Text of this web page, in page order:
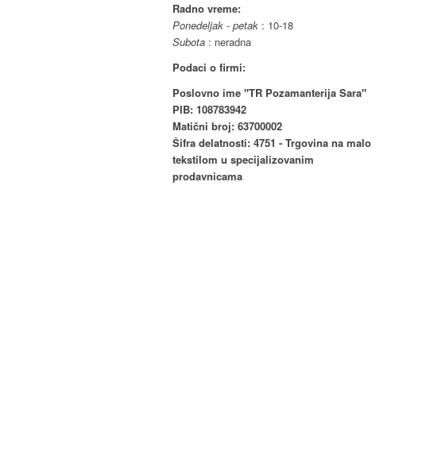
Radno vreme:
Ponedeljak - petak : 10-18
Subota : neradna
Podaci o firmi:
Poslovno ime "TR Pozamanterija Sara"
PIB: 108783942
Matični broj: 63700002
Šifra delatnosti: 4751 - Trgovina na malo
tekstilom u specijalizovanim
prodavnicama